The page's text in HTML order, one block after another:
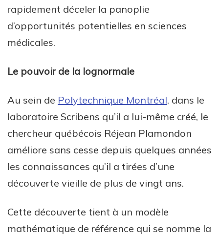
rapidement déceler la panoplie
d’opportunités potentielles en sciences
médicales.
Le pouvoir de la lognormale
Au sein de Polytechnique Montréal, dans le
laboratoire Scribens qu’il a lui-même créé, le
chercheur québécois Réjean Plamondon
améliore sans cesse depuis quelques années
les connaissances qu’il a tirées d’une
découverte vieille de plus de vingt ans.
Cette découverte tient à un modèle
mathématique de référence qui se nomme la